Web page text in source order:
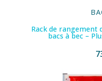
Rack de rangement
bacs à bec –